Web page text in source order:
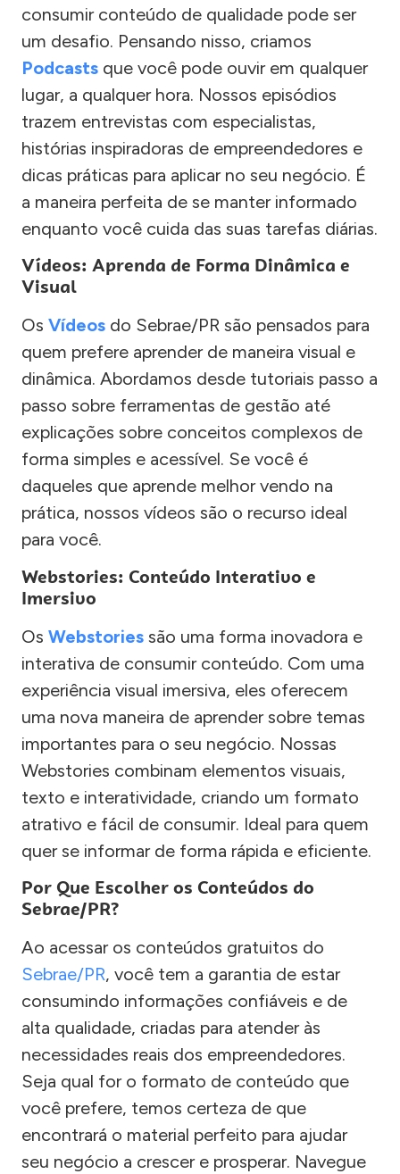
consumir conteúdo de qualidade pode ser
um desafio. Pensando nisso, criamos
Podcasts que você pode ouvir em qualquer
lugar, a qualquer hora. Nossos episódios
trazem entrevistas com especialistas,
histórias inspiradoras de empreendedores e
dicas práticas para aplicar no seu negócio. É
a maneira perfeita de se manter informado
enquanto você cuida das suas tarefas diárias.
Vídeos: Aprenda de Forma Dinâmica e
Visual
Os Vídeos do Sebrae/PR são pensados para
quem prefere aprender de maneira visual e
dinâmica. Abordamos desde tutoriais passo a
passo sobre ferramentas de gestão até
explicações sobre conceitos complexos de
forma simples e acessível. Se você é
daqueles que aprende melhor vendo na
prática, nossos vídeos são o recurso ideal
para você.
Webstories: Conteúdo Interativo e
Imersivo
Os Webstories são uma forma inovadora e
interativa de consumir conteúdo. Com uma
experiência visual imersiva, eles oferecem
uma nova maneira de aprender sobre temas
importantes para o seu negócio. Nossas
Webstories combinam elementos visuais,
texto e interatividade, criando um formato
atrativo e fácil de consumir. Ideal para quem
quer se informar de forma rápida e eficiente.
Por Que Escolher os Conteúdos do
Sebrae/PR?
Ao acessar os conteúdos gratuitos do
Sebrae/PR, você tem a garantia de estar
consumindo informações confiáveis e de
alta qualidade, criadas para atender às
necessidades reais dos empreendedores.
Seja qual for o formato de conteúdo que
você prefere, temos certeza de que
encontrará o material perfeito para ajudar
seu negócio a crescer e prosperar. Navegue